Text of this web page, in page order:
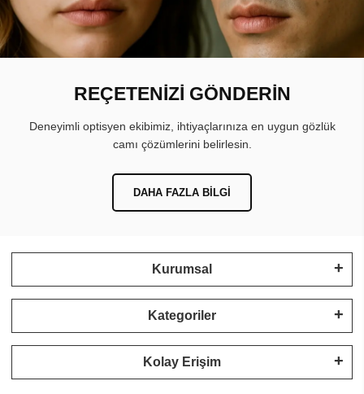
REÇETENİZİ GÖNDERİN
Deneyimli optisyen ekibimiz, ihtiyaçlarınıza en uygun gözlük
camı çözümlerini belirlesin.
DAHA FAZLA BILGI
Kurumsal
Kategoriler
Kolay Erişim